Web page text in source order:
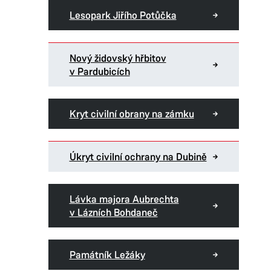
Lesopark Jiřího Potůčka
Nový židovský hřbitov
v Pardubicích
Kryt civilní obrany na zámku
Úkryt civilní ochrany na Dubině
Lávka majora Aubrechta
v Lázních Bohdaneč
Památník Ležáky